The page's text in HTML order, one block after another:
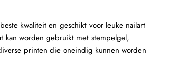
kwaliteit en geschikt voor leuke nailart
kan worden gebruikt met stempelgel,
printen die oneindig kunnen worden